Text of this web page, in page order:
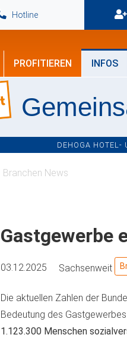
Hotline
PROFITIEREN INFOS
DEHOGA HOTEL-
Branchen News
Gastgewerbe
03.12.2025 Sachsenweit
Die aktuellen Zahlen der
Bedeutung des
1.123.300 Menschen